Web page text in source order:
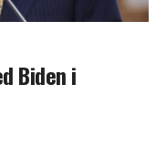
Biden i